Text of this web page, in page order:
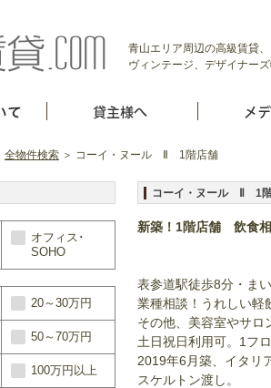
青山エリア周辺の高級賃貸、
ヴィンテージ、デザイナー
全物件検索 ＞ コーイ・ヌール Ⅱ 1階店舗
コーイ・ヌール Ⅱ 1
新築！1階店舗 飲食
表参道駅徒歩8分・ま
業種相談！うれしい軽
その他、美容室やサロ
土日祝日利用可。1フ
2019年6月築、イタリ
スケルトン渡し。
オフィス･
SOHO
20～30万円
50～70万円
100万円以上